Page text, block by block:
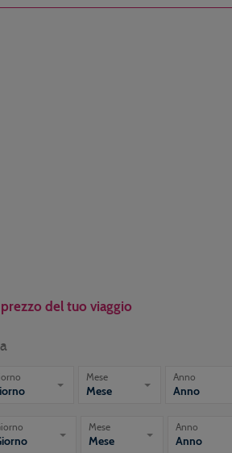
del tuo viaggio
Mese
Mese
Anno
Anno
Mese
Mese
Anno
Anno